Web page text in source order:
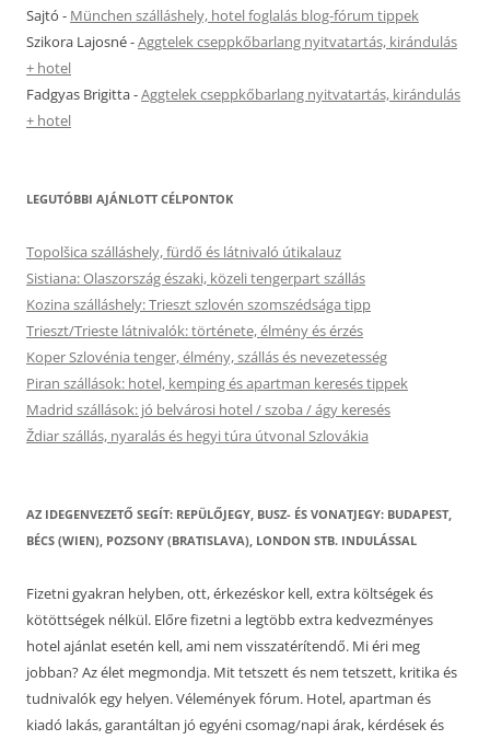
Sajtó - München szálláshely, hotel foglalás blog-fórum tippek
Szikora Lajosné-Aggtelek cseppkőbarlang nyitvatartás, kirándulás
+ hotel
Fadgyas Brigitta-Aggtelek cseppkőbarlang nyitvatartás, kirándulás
+ hotel
LEGUTÓBBI AJÁNLOTT CÉLPONTOK
Topolšica szálláshely, fürdő és látnivaló útikalauz
Sistiana: Olaszország északi, közeli tengerpart szállás
Kozina szálláshely: Trieszt szlovén szomszédsága tipp
Trieszt/Trieste látnivalók: története, élmény és érzés
Koper Szlovénia tenger, élmény, szállás és nevezetesség
Piran szállások: hotel, kemping és apartman keresés tippek
Madrid szállások: jó belvárosi hotel / szoba / ágy keresés
Ždiar szállás, nyaralás és hegyi túra útvonal Szlovákia
AZ IDEGENVEZETŐ SEGÍT: REPÜLŐJEGY, BUSZ- ÉS VONATJEGY: BUDAPEST,
BÉCS (WIEN), POZSONY (BRATISLAVA), LONDON STB. INDULÁSSAL
Fizetni gyakran helyben, ott, érkezéskor kell, extra költségek és
kötöttségek nélkül. Előre fizetni a legtöbb extra kedvezményes
hotel ajánlat esetén kell, ami nem visszatérítendő. Mi éri meg
jobban? Az élet megmondja. Mit tetszett és nem tetszett, kritika és
tudnivalók egy helyen. Vélemények fórum. Hotel, apartman és
kiadó lakás, garantáltan jó egyéni csomag/napi árak, kérdések és